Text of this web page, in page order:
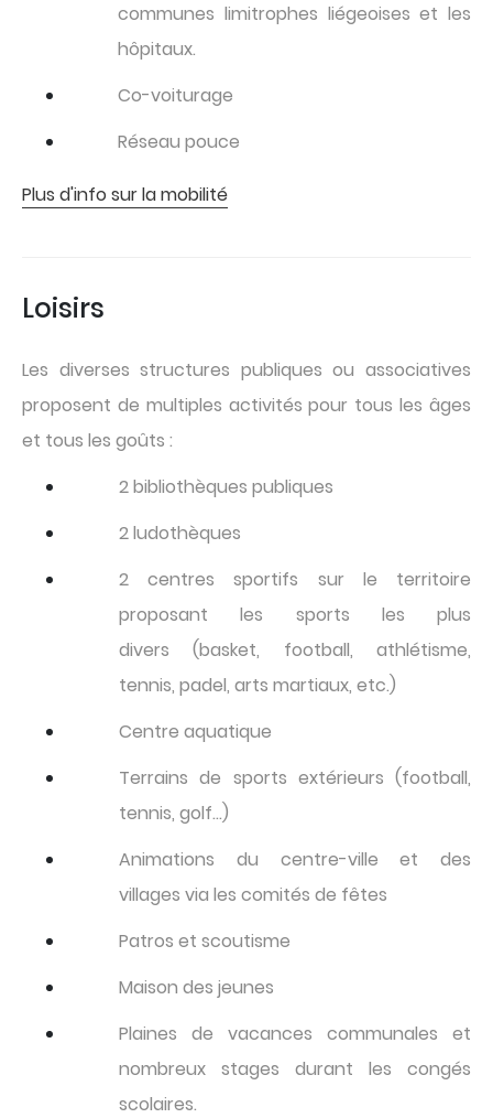
communes limitrophes liégeoises et les
hôpitaux.
Co-voiturage
Réseau pouce
Plus d'info sur la mobilité
Loisirs
Les diverses structures publiques ou associatives
proposent de multiples activités pour tous les âges
et tous les goûts :
2 bibliothèques publiques
2 ludothèques
2 centres sportifs sur le territoire
proposant les sports les plus
divers (basket, football, athlétisme,
tennis, padel, arts martiaux, etc.)
Centre aquatique
Terrains de sports extérieurs (football,
tennis, golf…)
Animations du centre-ville et des
villages via les comités de fêtes
Patros et scoutisme
Maison des jeunes
Plaines de vacances communales et
nombreux stages durant les congés
scolaires.